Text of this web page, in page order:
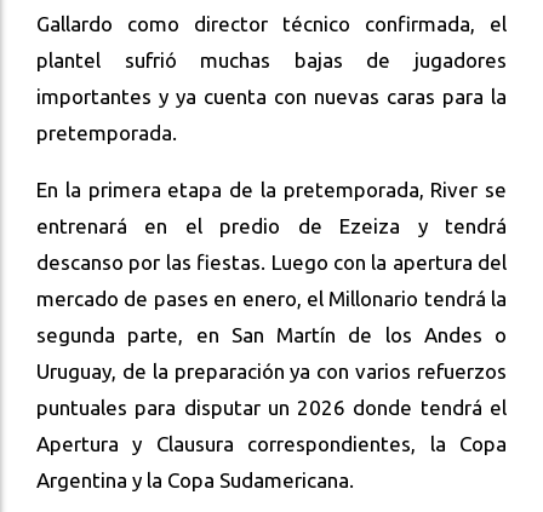
Gallardo como director técnico confirmada, el
plantel sufrió muchas bajas de jugadores
importantes y ya cuenta con nuevas caras para la
pretemporada.
En la primera etapa de la pretemporada, River se
entrenará en el predio de Ezeiza y tendrá
descanso por las fiestas. Luego con la apertura del
mercado de pases en enero, el Millonario tendrá la
segunda parte, en San Martín de los Andes o
Uruguay, de la preparación ya con varios refuerzos
puntuales para disputar un 2026 donde tendrá el
Apertura y Clausura correspondientes, la Copa
Argentina y la Copa Sudamericana.